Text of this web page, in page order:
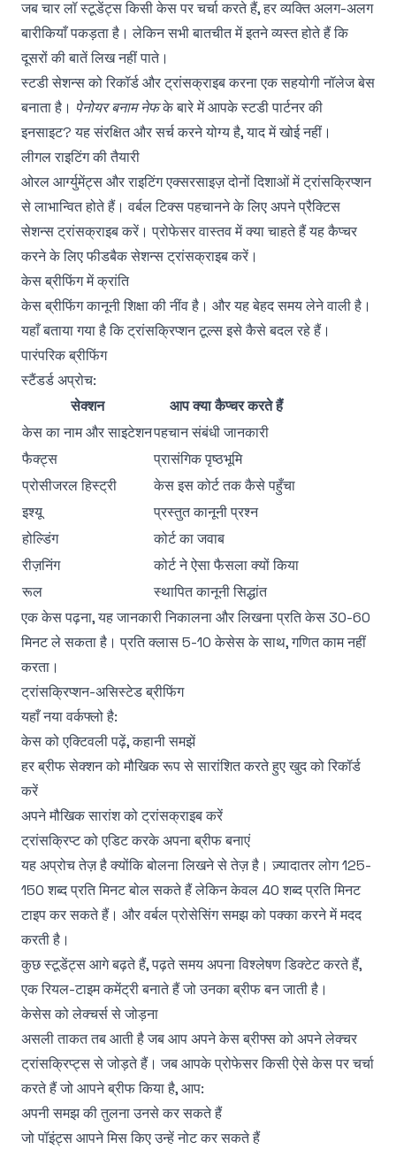
जब चार लॉ स्टूडेंट्स किसी केस पर चर्चा करते हैं, हर व्यक्ति अलग-अलग
बारीकियाँ पकड़ता है। लेकिन सभी बातचीत में इतने व्यस्त होते हैं कि
दूसरों की बातें लिख नहीं पाते।
स्टडी सेशन्स को रिकॉर्ड और ट्रांसक्राइब करना एक सहयोगी नॉलेज बेस
बनाता है। पेनोयर बनाम नेफके बारे में आपके स्टडी पार्टनर की
इनसाइट? यह संरक्षित और सर्च करने योग्य है, याद में खोई नहीं।
लीगल राइटिंग की तैयारी
ओरल आर्ग्युमेंट्स और राइटिंग एक्सरसाइज़ दोनों दिशाओं में ट्रांसक्रिप्शन
से लाभान्वित होते हैं। वर्बल टिक्स पहचानने के लिए अपने प्रैक्टिस
सेशन्स ट्रांसक्राइब करें। प्रोफेसर वास्तव में क्या चाहते हैं यह कैप्चर
करने के लिए फीडबैक सेशन्स ट्रांसक्राइब करें।
केस ब्रीफिंग में क्रांति
केस ब्रीफिंग कानूनी शिक्षा की नींव है। और यह बेहद समय लेने वाली है।
यहाँ बताया गया है कि ट्रांसक्रिप्शन टूल्स इसे कैसे बदल रहे हैं।
पारंपरिक ब्रीफिंग
स्टैंडर्ड अप्रोच:
सेक्शन
आप क्या कैप्चर करते हैं
केस का नाम और साइटेशनपहचान संबंधी जानकारी
फैक्ट्स
प्रासंगिक पृष्ठभूमि
प्रोसीजरल हिस्ट्री
केस इस कोर्ट तक कैसे पहुँचा
इश्यू
प्रस्तुत कानूनी प्रश्न
होल्डिंग
कोर्ट का जवाब
रीज़निंग
कोर्ट ने ऐसा फैसला क्यों किया
रूल
स्थापित कानूनी सिद्धांत
एक केस पढ़ना, यह जानकारी निकालना और लिखना प्रति केस 30-60
मिनट ले सकता है। प्रति क्लास 5-10 केसेस के साथ, गणित काम नहीं
करता।
ट्रांसक्रिप्शन-असिस्टेड ब्रीफिंग
यहाँ नया वर्कफ्लो है:
केस को एक्टिवली पढ़ें, कहानी समझें
हर ब्रीफ सेक्शन को मौखिक रूप से सारांशित करते हुए खुद को रिकॉर्ड
करें
अपने मौखिक सारांश को ट्रांसक्राइब करें
ट्रांसक्रिप्ट को एडिट करके अपना ब्रीफ बनाएं
यह अप्रोच तेज़ है क्योंकि बोलना लिखने से तेज़ है। ज़्यादातर लोग 125-
150 शब्द प्रति मिनट बोल सकते हैं लेकिन केवल 40 शब्द प्रति मिनट
टाइप कर सकते हैं। और वर्बल प्रोसेसिंग समझ को पक्का करने में मदद
करती है।
कुछ स्टूडेंट्स आगे बढ़ते हैं, पढ़ते समय अपना विश्लेषण डिक्टेट करते हैं,
एक रियल-टाइम कमेंट्री बनाते हैं जो उनका ब्रीफ बन जाती है।
केसेस को लेक्चर्स से जोड़ना
असली ताकत तब आती है जब आप अपने केस ब्रीफ्स को अपने लेक्चर
ट्रांसक्रिप्ट्स से जोड़ते हैं। जब आपके प्रोफेसर किसी ऐसे केस पर चर्चा
करते हैं जो आपने ब्रीफ किया है, आप:
अपनी समझ की तुलना उनसे कर सकते हैं
जो पॉइंट्स आपने मिस किए उन्हें नोट कर सकते हैं